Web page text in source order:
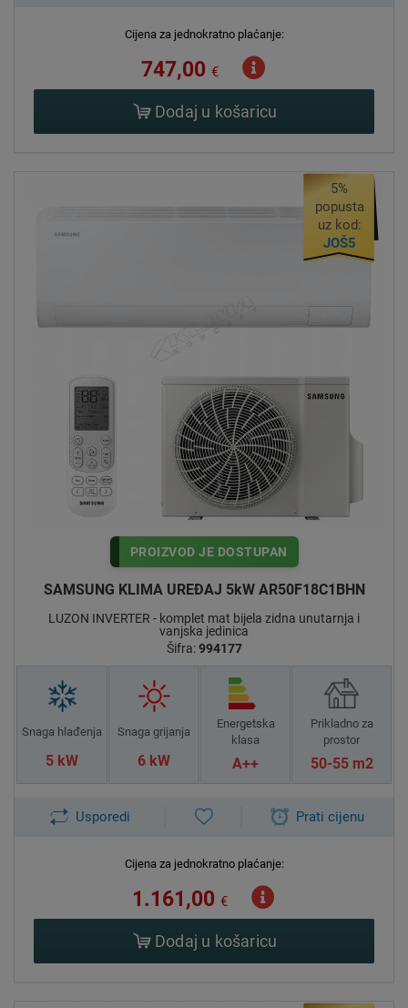
Cijena za jednokratno plaćanje:
747,00 €
Dodaj u košaricu
5%
popusta
uz kod:
JOŠ5
PROIZVOD JE DOSTUPAN
SAMSUNG KLIMA UREĐAJ 5kW AR50F18C1BHN
LUZON INVERTER - komplet mat bijela zidna unutarnja i
vanjska jedinica
Šifra:994177
Snaga hlađenja
5 kW
Snaga grijanja
6 kW
Energetska
klasa
A++
Prikladno za
prostor
50-55 m2
Usporedi Prati cijenu
Cijena za jednokratno plaćanje:
1.161,00 €
Dodaj u košaricu